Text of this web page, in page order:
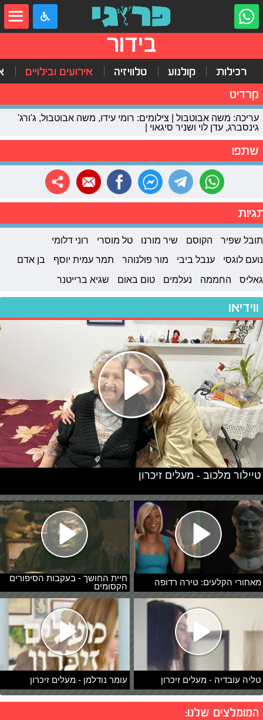
בידור
רכילות קולנוע טלוויזיה אירועים ובילויים
קרדיט
עריכה: משה אבוטבול | צילומים: רומי עידו, משה אבוטבול, ג'ורג'
גינסברג, עדן לוי ושניר סיגאוי |
שתפו
תובל שפיר הקוסם שיר מורנו טל מוסרי
רוני דלומי
נועם לוגסי
ענבל ביבי מור פולנוהר תמר עמית יוסף
בן אדם
גאליס
החממה נעלמים טום באום שגיא ברייטנר
ווידיאו
מאחורי הקלעים: טירה רדופה
חיית החושך - בעקבות הסיפורים
הקסומים
טליה עובדיה - מעלים זיכרון עומר נודלמן - מעלים זיכרון
טיילור מלכוב - מעלים זיכרון
המומלצים שלנו: